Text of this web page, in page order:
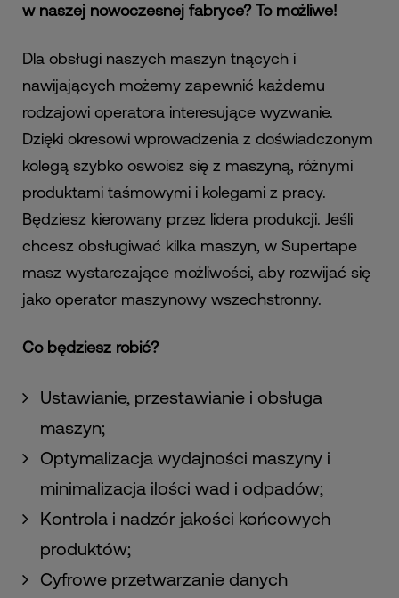
w naszej nowoczesnej fabryce? To możliwe!
Dla obsługi naszych maszyn tnących i
nawijających możemy zapewnić każdemu
rodzajowi operatora interesujące wyzwanie.
Dzięki okresowi wprowadzenia z doświadczonym
kolegą szybko oswoisz się z maszyną, różnymi
produktami taśmowymi i kolegami z pracy.
Będziesz kierowany przez lidera produkcji. Jeśli
chcesz obsługiwać kilka maszyn, w Supertape
masz wystarczające możliwości, aby rozwijać się
jako operator maszynowy wszechstronny.
Co będziesz robić?
Ustawianie, przestawianie i obsługa
maszyn;
Optymalizacja wydajności maszyny i
minimalizacja ilości wad i odpadów;
Kontrola i nadzór jakości końcowych
produktów;
Cyfrowe przetwarzanie danych